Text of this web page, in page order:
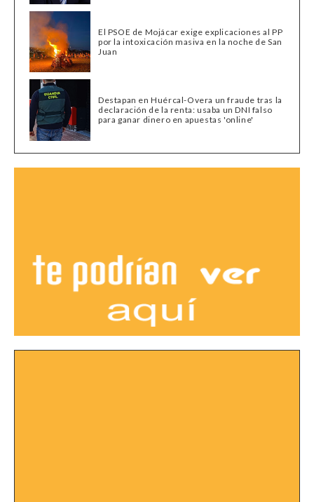
El PSOE de Mojácar exige explicaciones al PP
por la intoxicación masiva en la noche de San
Juan
Destapan en Huércal-Overa un fraude tras la
declaración de la renta: usaba un DNI falso
para ganar dinero en apuestas 'online'